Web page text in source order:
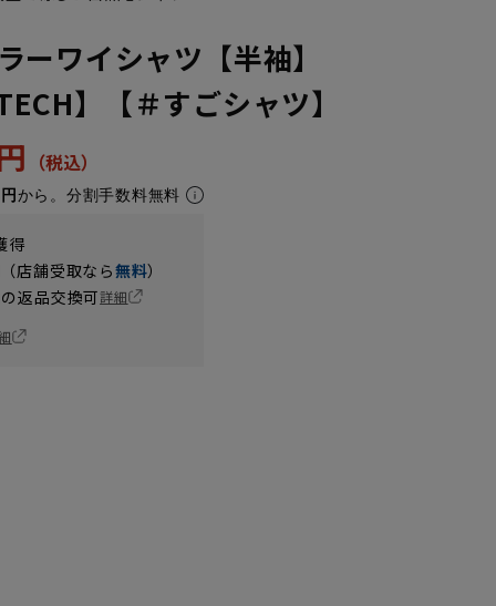
ーワイシャツ【半袖】
】【＃すごシャツ】
から。分割手数料無料
得
店舗受取なら無料）
返品交換可詳細